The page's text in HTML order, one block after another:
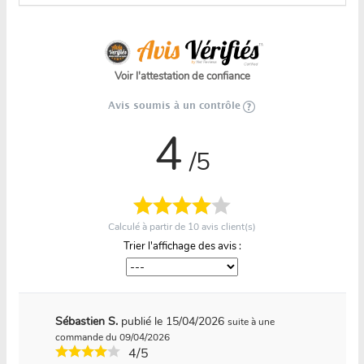
Voir l'attestation de confiance
Avis soumis à un contrôle
4 /5
Calculé à partir de 10 avis client(s)
Trier l'affichage des avis :
Sébastien S. publié le 15/04/2026 suite à une
commande du 09/04/2026
4/5